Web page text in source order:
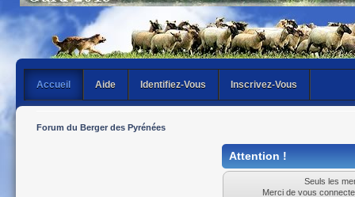
Accueil Aide Identifiez-Vous Inscrivez-Vous
Forum du Berger des Pyrénées
Attention !
Seuls les
Merci de vous